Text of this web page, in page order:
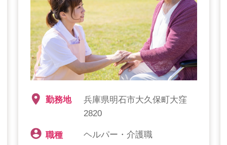
勤務地
兵庫県明石市大久保町大窪
2820
職種 ヘルパー・介護職